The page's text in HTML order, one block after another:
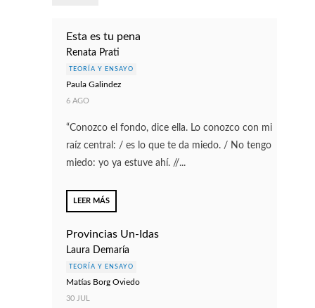
Esta es tu pena
Renata Prati
TEORÍA Y ENSAYO
Paula Gal​i​ndez
6 AGO
“Conozco el fondo, dice ella. Lo conozco con mi
raíz central: / es lo que te da miedo. / No tengo
miedo: yo ya estuve ahí. //...
LEER MÁS
Provincias Un-Idas
Laura Demaría
TEORÍA Y ENSAYO
Matías Borg Oviedo
30 JUL